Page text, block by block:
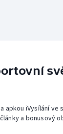
a apkou iVysílání
a bonusový